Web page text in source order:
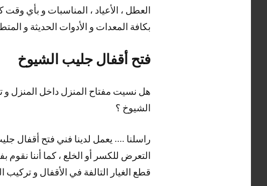
العطل ، الأعياد ، المناسبات و بأي
بكافة المعدات و الأدوات الحديثة و
فتح أقفال جليب الشيوخ
هل نسيت مفتاح المنزل داخل المنزل
الشيوخ ؟
راسلنا …. يعمل لدينا فني فتح أقفال
التعرض للكسر أو الخلع ، كما أننا
قطع الغيار التالفة في الأقفال و